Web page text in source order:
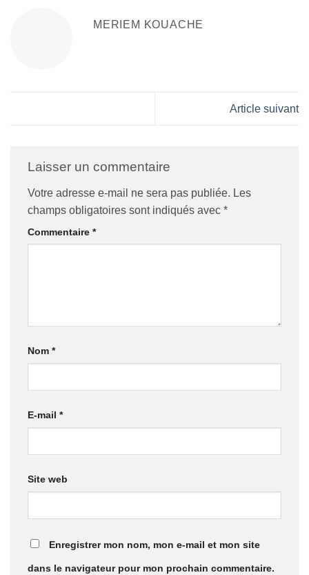
MERIEM KOUACHE
Article suivant
Laisser un commentaire
Votre adresse e-mail ne sera pas publiée. Les
champs obligatoires sont indiqués avec *
Commentaire *
Nom *
E-mail *
Site web
Enregistrer mon nom, mon e-mail et mon site
dans le navigateur pour mon prochain commentaire.